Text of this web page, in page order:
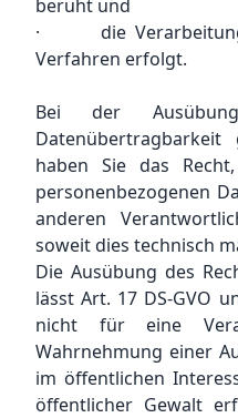
beruht und
· die Verarbeitung
Verfahren erfolgt.
Bei der
haben Sie das
personenbezogenen
anderen
soweit dies technisch
Die Ausübung des
lässt Art. 17 DS-GVO
nicht für eine
Wahrnehmung einer
im öffentlichen
öffentlicher Gewalt